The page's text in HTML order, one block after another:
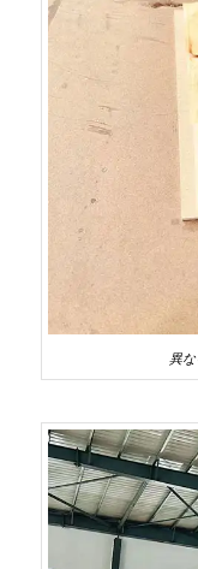
異